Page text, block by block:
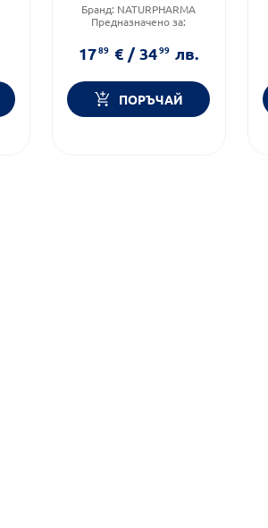
Бранд: NATURPHARMA
Предназначено за:
Форма на продукта:
1789 € / 3499 лв.
ПОРЪЧАЙ